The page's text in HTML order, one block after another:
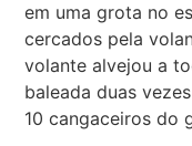
em uma grota no
cercados pela
volante alvejou a
baleada duas
10 cangaceiros do